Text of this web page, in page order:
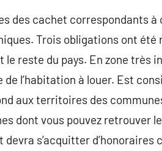
des cachet correspondants
Trois obligations ont été
le reste du pays. En zone très
de l’habitation à louer. Est
aux territoires des
dont vous pouvez retrouver
devra s’acquitter